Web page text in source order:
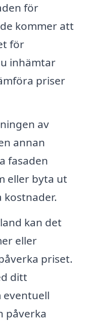
för
kommer att
för
inhämtar
priser
av
annan
fasaden
eller byta ut
kostnader.
kan det
eller
priset.
ditt
påverka